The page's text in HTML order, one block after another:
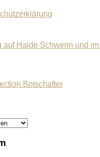
auf Halde Schwerin und